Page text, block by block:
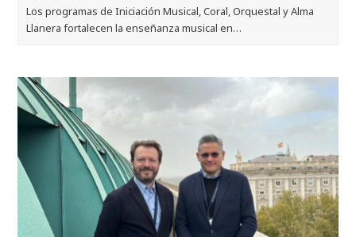
Los programas de Iniciación Musical, Coral, Orquestal y Alma
Llanera fortalecen la enseñanza musical en…